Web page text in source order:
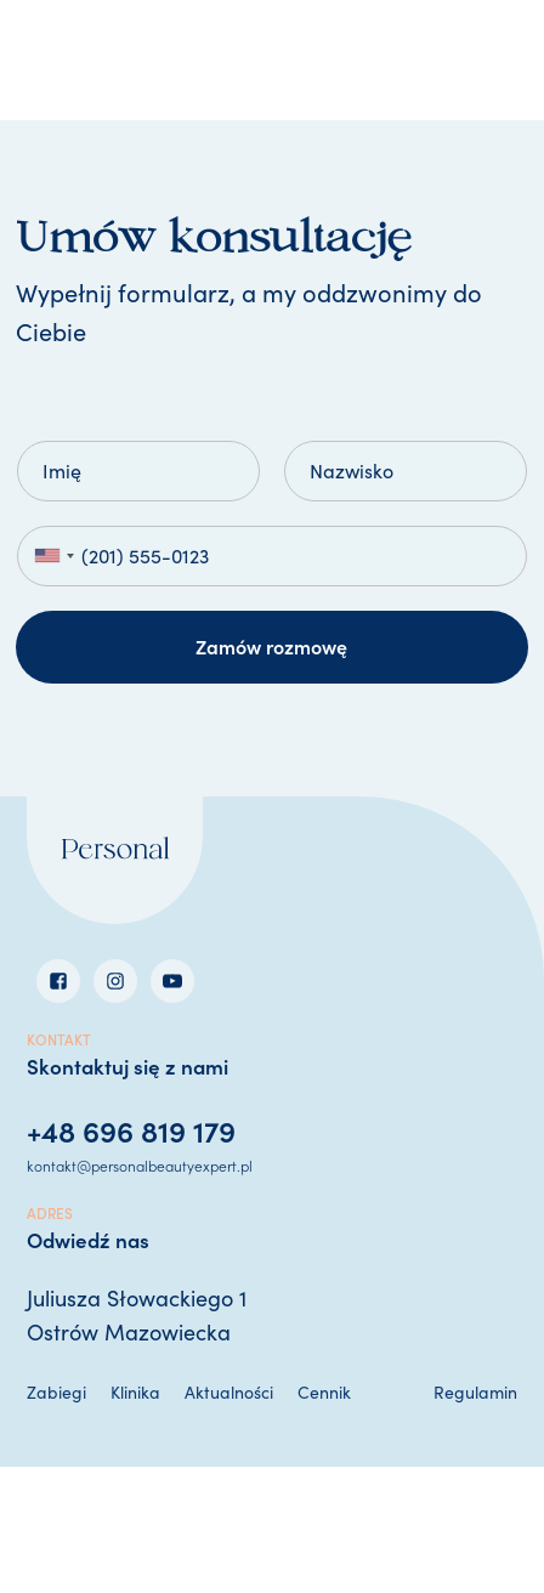
Umów konsultację
Wypełnij formularz, a my oddzwonimy do
Ciebie
Zamów rozmowę
KONTAKT
Skontaktuj się z nami
+48 696 819 179
kontakt@personalbeautyexpert.pl
ADRES
Odwiedź nas
Juliusza Słowackiego 1
Ostrów Mazowiecka
Zabiegi Klinika Aktualności Cennik Regulamin